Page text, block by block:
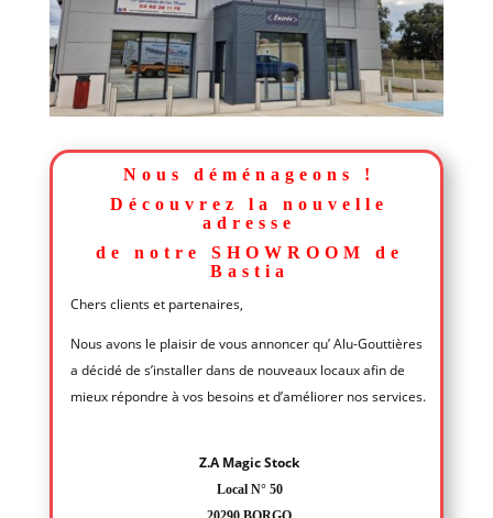
Nous déménageons !
Découvrez la nouvelle
adresse
de notre SHOWROOM
de
Bastia
Chers clients et partenaires,
Nous avons le plaisir de vous annoncer qu’ Alu-Gouttières
a décidé de s’installer dans de nouveaux locaux afin de
mieux répondre à vos besoins et d’améliorer nos services.
Z.A Magic Stock
Local N° 50